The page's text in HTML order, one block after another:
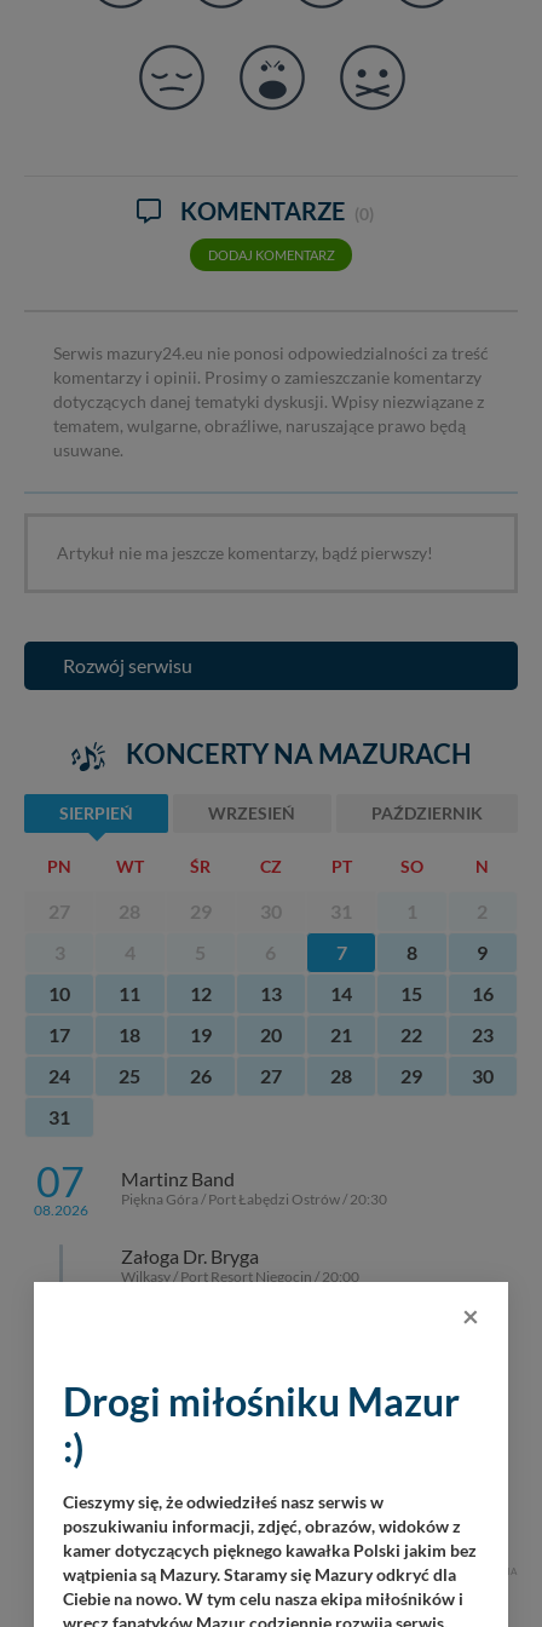
KOMENTARZE (0)
DODAJ KOMENTARZ
Serwis mazury24.eu nie ponosi odpowiedzialności za treść
komentarzy i opinii. Prosimy o zamieszczanie komentarzy
dotyczących danej tematyki dyskusji. Wpisy niezwiązane z
tematem, wulgarne, obraźliwe, naruszające prawo będą
usuwane.
Artykuł nie ma jeszcze komentarzy, bądź pierwszy!
Rozwój serwisu
KONCERTY NA MAZURACH
SIERPIEŃ WRZESIEŃ PAŹDZIERNIK
PN WT ŚR CZ PT SO N
27 28 29 30 31 1
2
3
4 5 6 7 8
9
10
11 12 13 14 15
16
17
18 19 20 21 22
23
24
25 26 27 28 29
30
31
07
08.2026
Martinz Band
Piękna Góra / Port Łabędzi Ostrów / 20:30
Załoga Dr. Bryga
Wilkasy / Port Resort Niegocin / 20:00
Dolaroova
Górkło / Marina Górkło / 21:00
REKLAMA
×
Drogi miłośniku Mazur
:)
Cieszymy się, że odwiedziłeś nasz serwis w
poszukiwaniu informacji, zdjęć, obrazów, widoków z
kamer dotyczących pięknego kawałka Polski jakim bez
wątpienia są Mazury. Staramy się Mazury odkryć dla
Ciebie na nowo. W tym celu nasza ekipa miłośników i